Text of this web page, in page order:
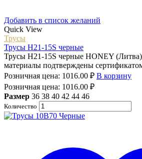
Добавить в список желаний
Quick View
Трусы
Трусы H21-15S черные
Трусы H21-15S черные HONEY
материалы подтверждены
Розничная цена: 1016.00 ₽ В корзину
Розничная цена: 1016.00 ₽
Размер 36 38 40 42 44 46
Количество